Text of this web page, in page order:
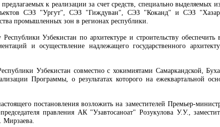
к реализации за счет средств, специально выделяемых
СЭЗ "Ургут", СЭЗ "Гиждуван", СЭЗ "Коканд" и СЭЗ
промышленных зон в регионах республики.
Республики Узбекистан по архитектуре и строительству
и осуществление надлежащего государственного
Узбекистан совместно с хокимиятами Самаркандской,
Программы, о результатах которого на ежеквартальной
постановления возложить на заместителей Премьер-
правления АК "Узавтосаноат" Розукулова У.У.,
Мирзаева.